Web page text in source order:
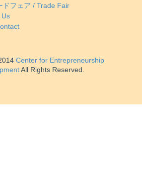
ドフェア / Trade Fair
Us
Center for Entrepreneurship
All Rights Reserved.